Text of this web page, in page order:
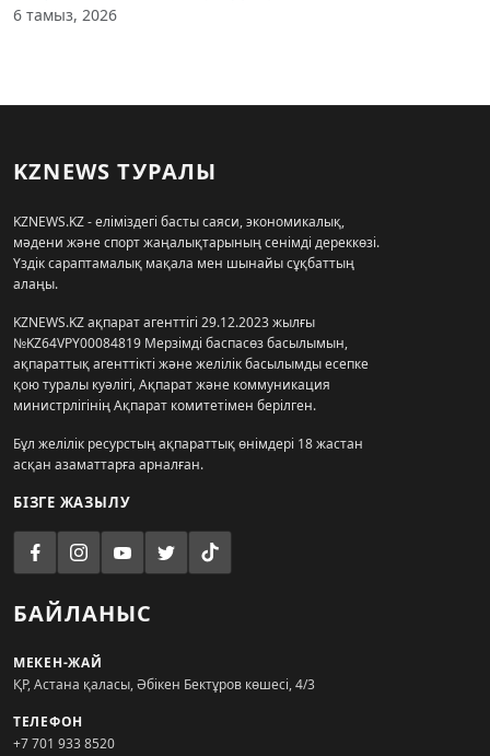
6 тамыз, 2026
KZNEWS ТУРАЛЫ
KZNEWS.KZ - еліміздегі басты саяси, экономикалық,
мәдени және спорт жаңалықтарының сенімді дереккөзі.
Үздік сараптамалық мақала мен шынайы сұқбаттың
алаңы.
KZNEWS.KZ ақпарат агенттігі 29.12.2023 жылғы
№KZ64VPY00084819 Мерзімді баспасөз басылымын,
ақпараттық агенттікті және желілік басылымды есепке
қою туралы куәлігі, Ақпарат және коммуникация
министрлігінің Ақпарат комитетімен берілген.
Бұл желілік ресурстың ақпараттық өнімдері 18 жастан
асқан азаматтарға арналған.
БІЗГЕ ЖАЗЫЛУ
БАЙЛАНЫС
МЕКЕН-ЖАЙ
ҚР, Астана қаласы, Әбікен Бектұров көшесі, 4/3
ТЕЛЕФОН
+7 701 933 8520